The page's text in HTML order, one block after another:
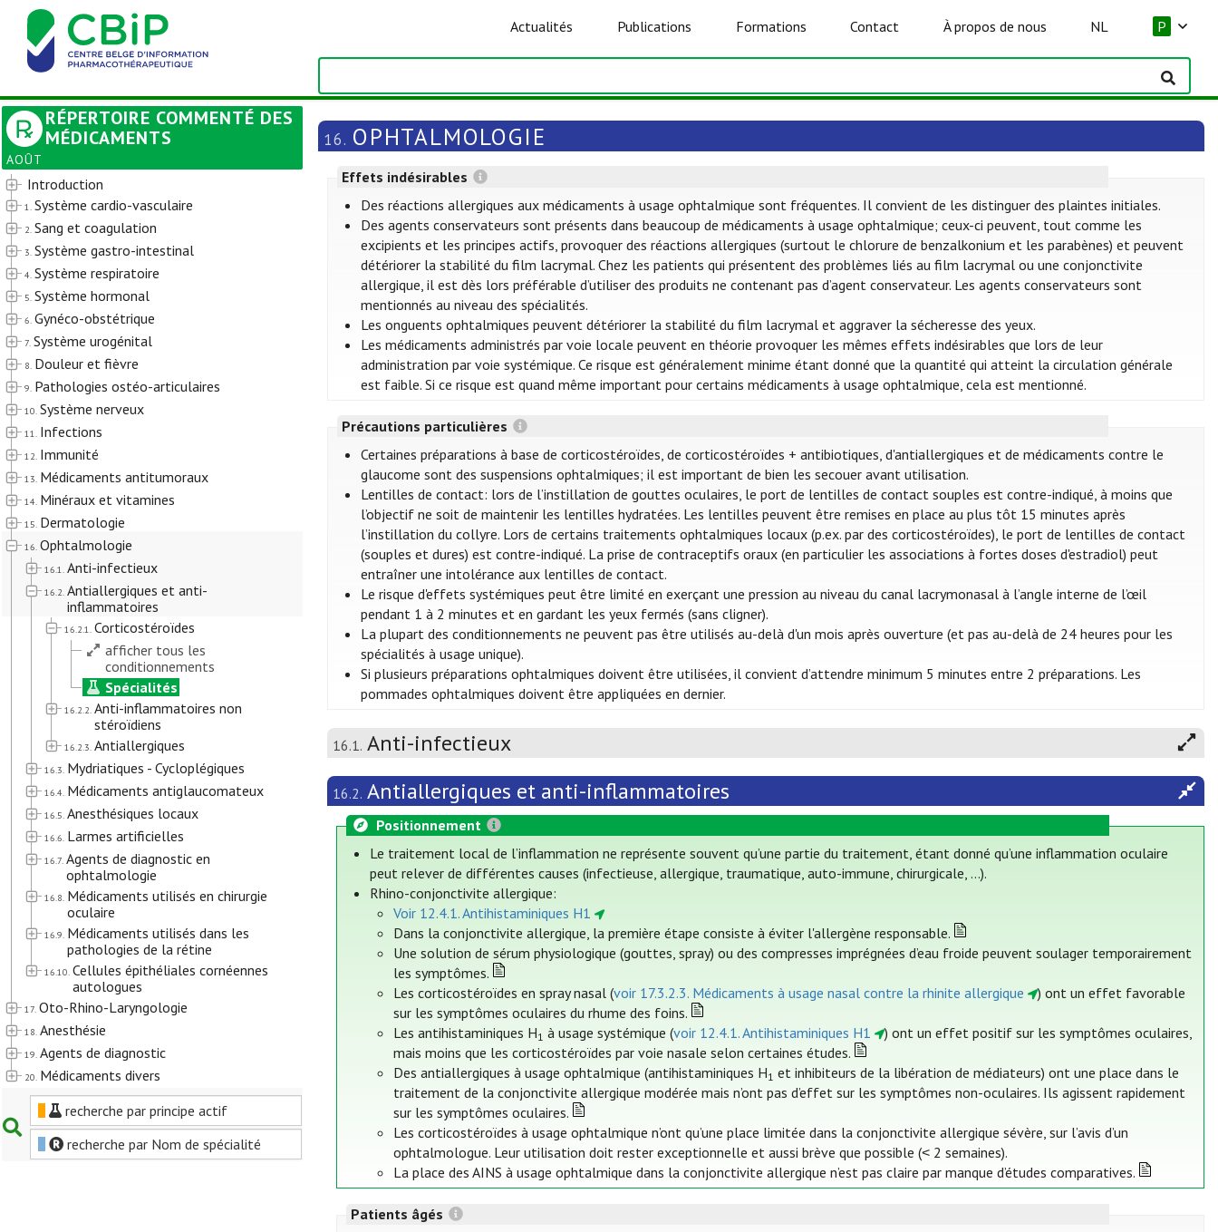
Actualités Publications Formations Contact À propos de nous NL P
RÉPERTOIRE COMMENTÉ DES
MÉDICAMENTS
AOÛT
Introduction
1. Système cardio-vasculaire
2. Sang et coagulation
3. Système gastro-intestinal
4. Système respiratoire
5. Système hormonal
6. Gynéco-obstétrique
7. Système urogénital
8. Douleur et fièvre
9. Pathologies ostéo-articulaires
10. Système nerveux
11. Infections
12. Immunité
13. Médicaments antitumoraux
14. Minéraux et vitamines
15. Dermatologie
16. Ophtalmologie
16.1. Anti-infectieux
16.2. Antiallergiques et anti-
inflammatoires
16.2.1. Corticostéroïdes
afficher tous les
conditionnements
Spécialités
16.2.2. Anti-inflammatoires non
stéroïdiens
16.2.3. Antiallergiques
16.3. Mydriatiques - Cycloplégiques
16.4. Médicaments antiglaucomateux
16.5. Anesthésiques locaux
16.6. Larmes artificielles
16.7. Agents de diagnostic en
ophtalmologie
16.8. Médicaments utilisés en chirurgie
oculaire
16.9. Médicaments utilisés dans les
pathologies de la rétine
16.10. Cellules épithéliales cornéennes
autologues
17. Oto-Rhino-Laryngologie
18. Anesthésie
19. Agents de diagnostic
20. Médicaments divers
recherche par principe actif
recherche par Nom de spécialité
16. OPHTALMOLOGIE
Effets indésirables
Des réactions allergiques aux médicaments à usage ophtalmique sont fréquentes. Il convient de les distinguer des plaintes initiales.
Des agents conservateurs sont présents dans beaucoup de médicaments à usage ophtalmique; ceux-ci peuvent, tout comme les
excipients et les principes actifs, provoquer des réactions allergiques (surtout le chlorure de benzalkonium et les parabènes) et peuvent
détériorer la stabilité du film lacrymal. Chez les patients qui présentent des problèmes liés au film lacrymal ou une conjonctivite
allergique, il est dès lors préférable d’utiliser des produits ne contenant pas d’agent conservateur. Les agents conservateurs sont
mentionnés au niveau des spécialités.
Les onguents ophtalmiques peuvent détériorer la stabilité du film lacrymal et aggraver la sécheresse des yeux.
Les médicaments administrés par voie locale peuvent en théorie provoquer les mêmes effets indésirables que lors de leur
administration par voie systémique. Ce risque est généralement minime étant donné que la quantité qui atteint la circulation générale
est faible. Si ce risque est quand même important pour certains médicaments à usage ophtalmique, cela est mentionné.
Précautions particulières
Certaines préparations à base de corticostéroïdes, de corticostéroïdes + antibiotiques, d'antiallergiques et de médicaments contre le
glaucome sont des suspensions ophtalmiques; il est important de bien les secouer avant utilisation.
Lentilles de contact: lors de l’instillation de gouttes oculaires, le port de lentilles de contact souples est contre-indiqué, à moins que
l’objectif ne soit de maintenir les lentilles hydratées. Les lentilles peuvent être remises en place au plus tôt 15 minutes après
l’instillation du collyre. Lors de certains traitements ophtalmiques locaux (p.ex. par des corticostéroïdes), le port de lentilles de contact
(souples et dures) est contre-indiqué. La prise de contraceptifs oraux (en particulier les associations à fortes doses d'estradiol) peut
entraîner une intolérance aux lentilles de contact.
Le risque d'effets systémiques peut être limité en exerçant une pression au niveau du canal lacrymonasal à l’angle interne de l’œil
pendant 1 à 2 minutes et en gardant les yeux fermés (sans cligner).
La plupart des conditionnements ne peuvent pas être utilisés au-delà d'un mois après ouverture (et pas au-delà de 24 heures pour les
spécialités à usage unique).
Si plusieurs préparations ophtalmiques doivent être utilisées, il convient d’attendre minimum 5 minutes entre 2 préparations. Les
pommades ophtalmiques doivent être appliquées en dernier.
16.1. Anti-infectieux
16.2. Antiallergiques et anti-inflammatoires
Positionnement
Le traitement local de l’inflammation ne représente souvent qu’une partie du traitement, étant donné qu’une inflammation oculaire
peut relever de différentes causes (infectieuse, allergique, traumatique, auto-immune, chirurgicale, ...).
Rhino-conjonctivite allergique:
Voir 12.4.1. Antihistaminiques H1
Dans la conjonctivite allergique, la première étape consiste à éviter l'allergène responsable.
Une solution de sérum physiologique (gouttes, spray) ou des compresses imprégnées d’eau froide peuvent soulager temporairement
les symptômes.
Les corticostéroïdes en spray nasal (voir 17.3.2.3. Médicaments à usage nasal contre la rhinite allergique
) ont un effet favorable
sur les symptômes oculaires du rhume des foins.
Les antihistaminiques H1 à usage systémique (voir 12.4.1. Antihistaminiques H1
) ont un effet positif sur les symptômes oculaires,
mais moins que les corticostéroïdes par voie nasale selon certaines études.
Des antiallergiques à usage ophtalmique (antihistaminiques H1 et inhibiteurs de la libération de médiateurs) ont une place dans le
traitement de la conjonctivite allergique modérée mais n’ont pas d’effet sur les symptômes non-oculaires. Ils agissent rapidement
sur les symptômes oculaires.
Les corticostéroïdes à usage ophtalmique n’ont qu’une place limitée dans la conjonctivite allergique sévère, sur l’avis d’un
ophtalmologue. Leur utilisation doit rester exceptionnelle et aussi brève que possible (˂ 2 semaines).
La place des AINS à usage ophtalmique dans la conjonctivite allergique n’est pas claire par manque d’études comparatives.
Patients âgés